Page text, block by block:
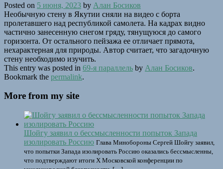
Posted on 5 июня, 2023 by Алан Босиков
Необычную стену в Якутии сняли на видео с борта
пролетавшего над республикой самолета. На кадрах видно
частично занесенную снегом гряду, тянущуюся до самого
горизонта. От остального пейзажа ее отличает прямота,
нехарактерная для природы. Автор считает, что загадочную
стену необходимо изучить.
This entry was posted in 69-я параллель by Алан Босиков.
Bookmark the permalink.
More from my site
Шойгу заявил о бессмысленности попыток Запада
изолировать Россию Глава Минобороны Сергей Шойгу заявил,
что попытки Запада изолировать Россию оказались бессмысленны,
что подтверждают итоги X Московской конференции по